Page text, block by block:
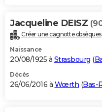
Jacqueline DEISZ
Créer une cagnotte obsèques
Naissance
20/08/1925 à Strasbourg (
Décès
26/06/2016 à Wœrth (Bas-